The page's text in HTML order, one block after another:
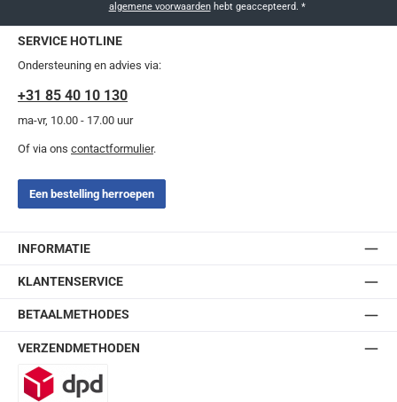
algemene voorwaardenhebt geaccepteerd. *
SERVICE HOTLINE
Ondersteuning en advies via:
+31 85 40 10 130
ma-vr, 10.00 - 17.00 uur
Of via ons contactformulier.
Een bestelling herroepen
INFORMATIE
KLANTENSERVICE
BETAALMETHODES
VERZENDMETHODEN